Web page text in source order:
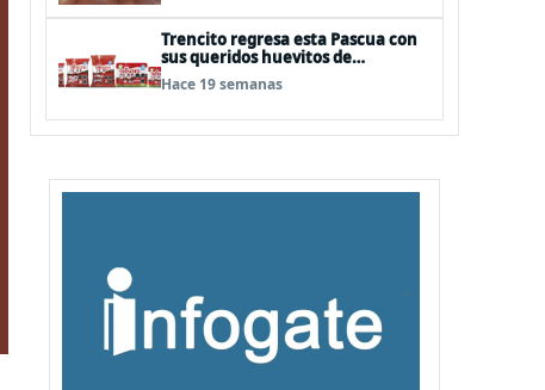
Trencito regresa esta Pascua con
sus queridos huevitos de
chocolate
Hace 19 semanas